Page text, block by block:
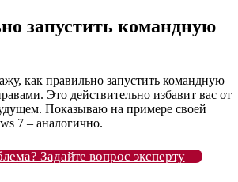
запустить командную
как правильно запустить командную
Это действительно избавит вас от
Показываю на примере своей
7 – аналогично.
Задайте вопрос эксперту